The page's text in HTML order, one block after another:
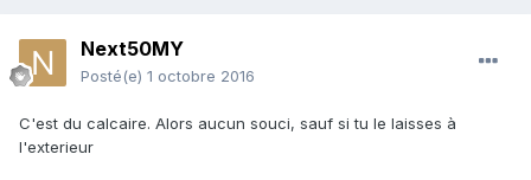
Next50MY
Posté(e) 1 octobre 2016
C'est du calcaire. Alors aucun souci, sauf si tu le laisses à
l'exterieur